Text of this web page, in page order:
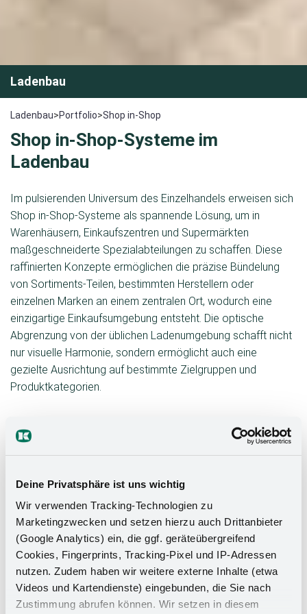
Deine Privatsphäre ist uns wichtig
Wir verwenden Tracking-Technologien zu
Marketingzwecken und setzen hierzu auch Drittanbieter
(Google Analytics) ein, die ggf. geräteübergreifend
Cookies, Fingerprints, Tracking-Pixel und IP-Adressen
nutzen. Zudem haben wir weitere externe Inhalte (etwa
Videos und Kartendienste) eingebunden, die Sie nach
Zustimmung abrufen können. Wir setzen in diesem
Ladenbau
Ladenbau>Portfolio>Shop in-Shop
Shop in-Shop-Systeme im
Ladenbau
Im pulsierenden Universum des Einzelhandels erweisen sich
Shop in-Shop-Systeme als spannende Lösung, um in
Warenhäusern, Einkaufszentren und Supermärkten
maßgeschneiderte Spezialabteilungen zu schaffen. Diese
raffinierten Konzepte ermöglichen die präzise Bündelung
von Sortiments-Teilen, bestimmten Herstellern oder
einzelnen Marken an einem zentralen Ort, wodurch eine
einzigartige Einkaufsumgebung entsteht. Die optische
Abgrenzung von der üblichen Ladenumgebung schafft nicht
nur visuelle Harmonie, sondern ermöglicht auch eine
gezielte Ausrichtung auf bestimmte Zielgruppen und
Produktkategorien.
Shop in-Shop und seine Bedeutung
Systeme bekannt, sind zu einem festen Bestandteil von
Warenhäusern, Einkaufszentren und Supermärkten
geworden. Hierbei geht es nicht nur um die räumliche
Trennung, sondern vor allem um die kreative Inszenierung
von Sortimentsbereichen, bestimmten Herstellern oder
einzelnen Marken. Dieser innovative Ansatz eröffnet
vielfältige Möglichkeiten für die Optimierung der
Warenpräsentation und schafft eine einladende Atmosphäre